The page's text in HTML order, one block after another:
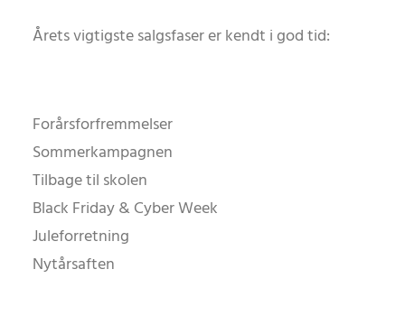
Årets vigtigste salgsfaser er kendt i god tid:
Forårsforfremmelser
Sommerkampagnen
Tilbage til skolen
Black Friday & Cyber Week
Juleforretning
Nytårsaften